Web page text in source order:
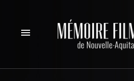
menu